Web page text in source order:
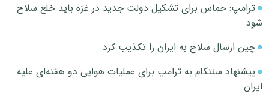
ترامپ: حماس برای تشکیل دولت جدید در غزه باید خلع سلاح
شود
چین ارسال سلاح به ایران را تکذیب کرد
پیشنهاد سنتکام به ترامپ برای عملیات هوایی دو هفته‌ای علیه
ایران